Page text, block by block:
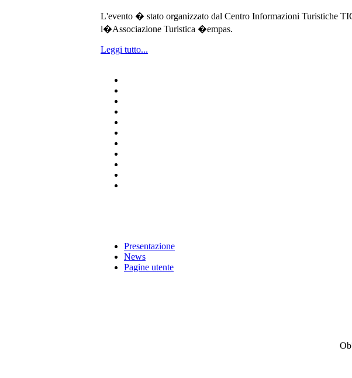
L'evento � stato organizzato dal Centro Informazioni
l�Associazione Turistica �empas.
Leggi tutto...
Presentazione
News
Pagine utente